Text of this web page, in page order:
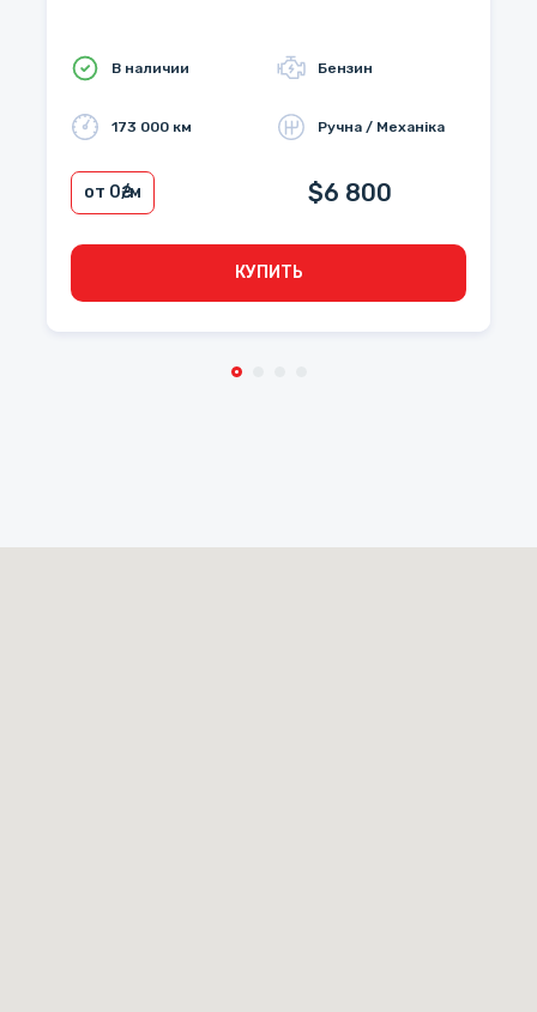
В наличии Бензин
173 000 км Ручна / Механіка
от 0₴/м $6 800
КУПИТЬ